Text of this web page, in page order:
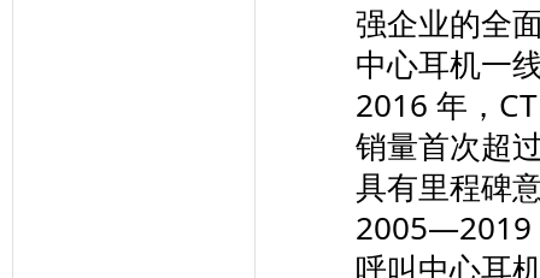
强企业的全
中心耳机一
2016 年，
销量首次超
具有里程碑
2005—2019
呼叫中心耳